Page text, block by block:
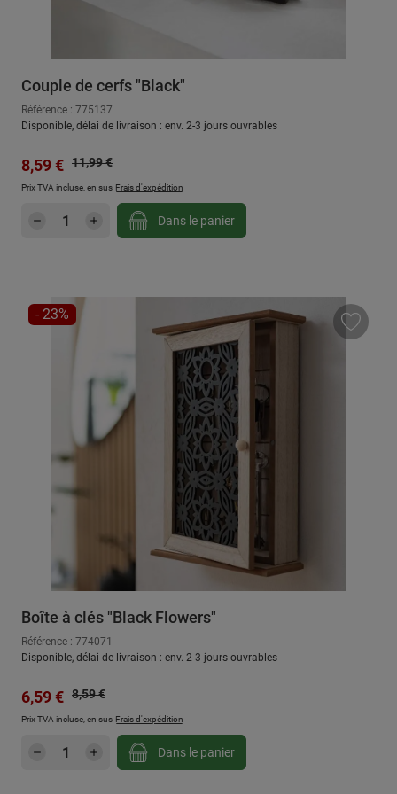
Couple de cerfs "Black"
Référence : 775137
Disponible, délai de livraison : env. 2-3 jours ouvrables
Prix de vente :
8,59 € Prix régulier :
11,99 €
Prix TVA incluse, en sus Frais d'expédition
Quantité de produit : Entrez la quantité
Dans le panier
RÉDUCTION
- 23%
Boîte à clés "Black Flowers"
Référence : 774071
Disponible, délai de livraison : env. 2-3 jours ouvrables
Prix de vente :
6,59 € Prix régulier :
8,59 €
Prix TVA incluse, en sus Frais d'expédition
Quantité de produit : Entrez la quantité
Dans le panier